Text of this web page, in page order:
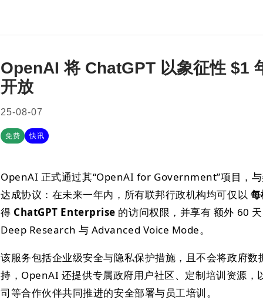
OpenAI 将 ChatGPT 以象征性 $1
开放
25-08-07
免费 快讯
OpenAI 正式通过其“OpenAI for Government”项目，与
达成协议：在未来一年内，所有联邦行政机构均可仅以
得 ChatGPT Enterprise 的访问权限，并享有 额外 60
Deep Research 与 Advanced Voice Mode。
该服务包括企业级安全与隐私保护措施，且不会将政府数
持，OpenAI 还提供专属政府用户社区、定制培训资源，
司等合作伙伴共同推进的安全部署与员工培训。